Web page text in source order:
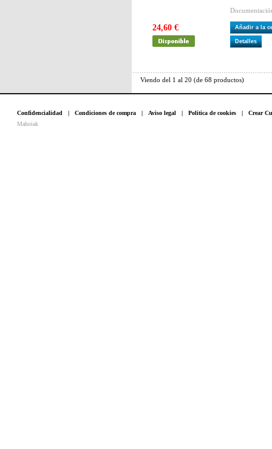
24,60 € Añadir a la
Detalles
Viendo del 1 al 20 (de 68 productos)
Confidencialidad | Condiciones de compra | Aviso legal | Politica de cookies | Crear
Mahoiak